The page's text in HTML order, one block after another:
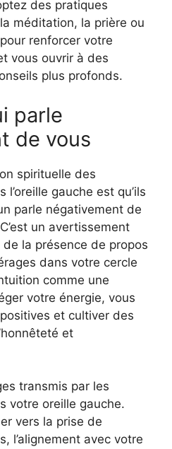
des pratiques
méditation, la prière ou
renforcer votre
vous ouvrir à des
plus profonds.
parle
de vous
spirituelle des
gauche est qu’ils
parle négativement de
un avertissement
la présence de propos
dans votre cercle
comme une
votre énergie, vous
et cultiver des
et
transmis par les
votre oreille gauche.
vers la prise de
l’alignement avec votre